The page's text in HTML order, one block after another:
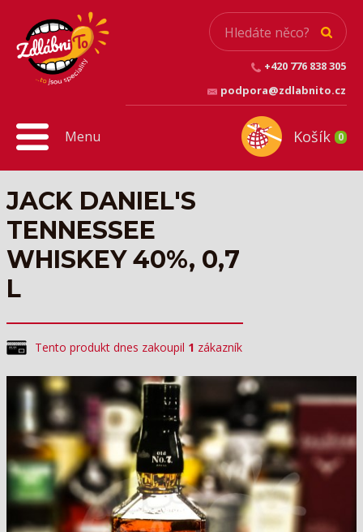
+420 776 838 305
podpora@zdlabnito.cz
Košík 0
Menu
JACK DANIEL'S
TENNESSEE
WHISKEY 40%, 0,7
L
Tento produkt si právě prohlíží 2zákazníci